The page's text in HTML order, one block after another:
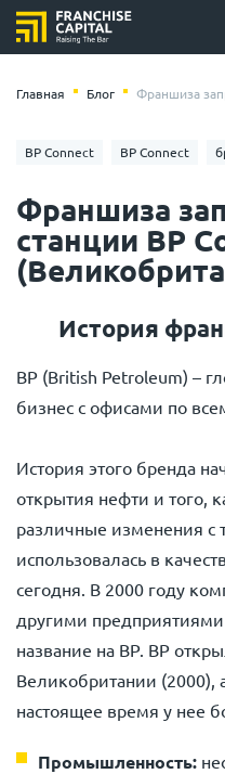
Главная Блог Франшиза
BP Connect BP Connect
Франшиза
станции BP
История
BP (British Petroleum) –
бизнес с офисами по
История этого бренда
открытия нефти и того,
различные изменения с
использовалась в
сегодня. В 2000 году
другими
название на BP. BP
Великобритании
настоящее время у нее
Промышленность: